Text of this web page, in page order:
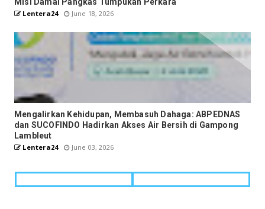
Lentera24 June 18, 2026
Mengalirkan Kehidupan, Membasuh Dahaga: ABPEDNAS
dan SUCOFINDO Hadirkan Akses Air Bersih di Gampong
Lambleut
Lentera24 June 03, 2026